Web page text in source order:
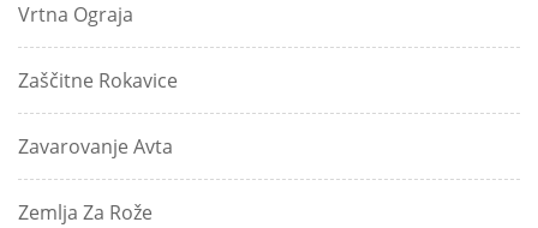
Vrtna Ograja
Zaščitne Rokavice
Zavarovanje Avta
Zemlja Za Rože